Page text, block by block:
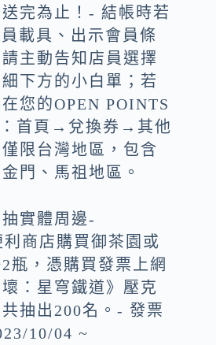
完為止！- 結帳時若
載具、出示會員條
主動告知店員選擇
下方的小白單；若
您的OPEN POINTS
：首頁→兌換券→其他
限台灣地區，包含
門、馬祖地區。
實體周邊-
商店購買御茶園或
瓶，憑購買發票上網
：星穹鐵道》壓克
抽出200名。- 發票
10/04 ~